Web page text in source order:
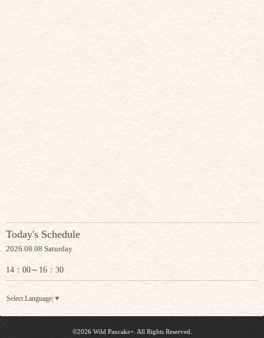
Today's Schedule
2026.08.08 Saturday
14：00～16：30
Select Language ▼
©2026 Wild Pancake+. All Rights Reserved.